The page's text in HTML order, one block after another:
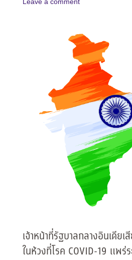
เจ้าหน้าที่รัฐบาลกลางอินเดีย
ในห้วงที่โรค COVID-19 แพร่